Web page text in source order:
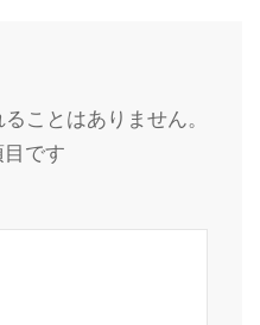
ことはありません。
です